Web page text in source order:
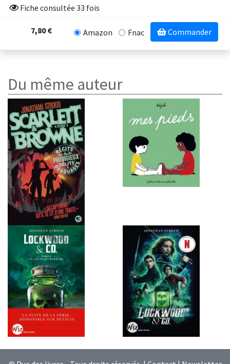
Fiche consultée 33 fois
7,80 € Amazon Fnac Commander
Du même auteur